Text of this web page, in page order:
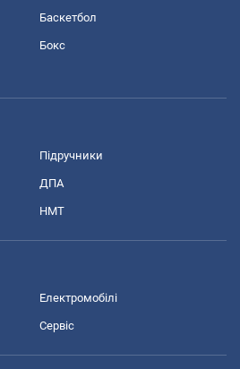
Баскетбол
Бокс
Підручники
ДПА
НМТ
Електромобілі
Сервіс